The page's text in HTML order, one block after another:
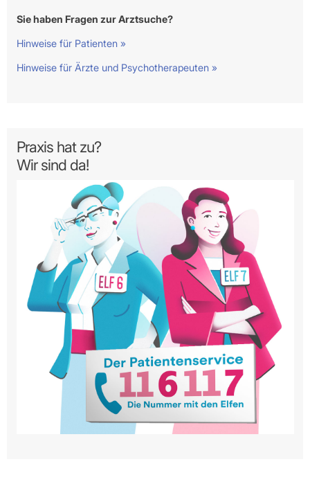
Sie haben Fragen zur Arztsuche?
Hinweise für Patienten »
Hinweise für Ärzte und Psychotherapeuten »
Praxis hat zu?
Wir sind da!